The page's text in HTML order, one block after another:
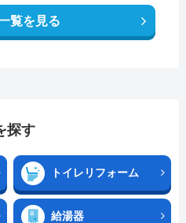
覧を見る
探す
トイレリフォーム
給湯器